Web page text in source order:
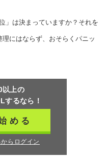
」は決まっていますか？それを
にはならず、おそらくパニッ
以上の
するなら！
める
らログイン